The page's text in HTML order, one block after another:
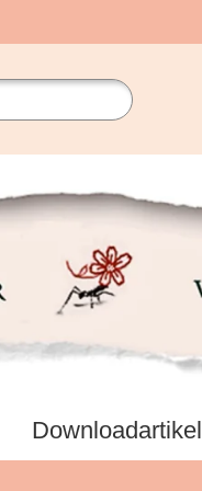
Downloadartikel